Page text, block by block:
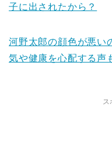
子に出されたから？
河野太郎の顔色が悪い
気や健康を心配する声
ス